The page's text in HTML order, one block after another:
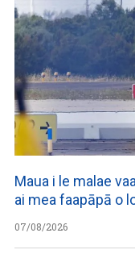
Maua i le malae
ai mea faapāpā o
07/08/2026